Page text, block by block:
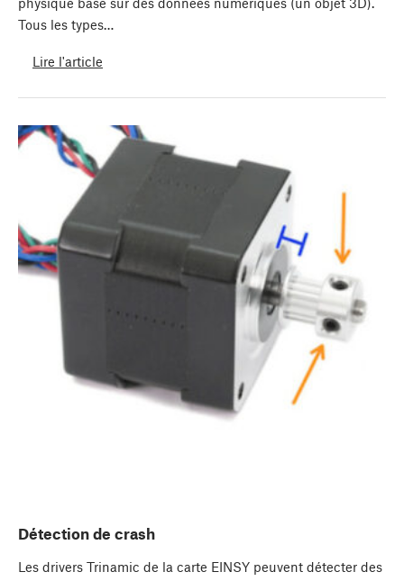
Tous les types…
Lire l'article
Détection de crash
Les drivers Trinamic de la carte EINSY peuvent détecter des